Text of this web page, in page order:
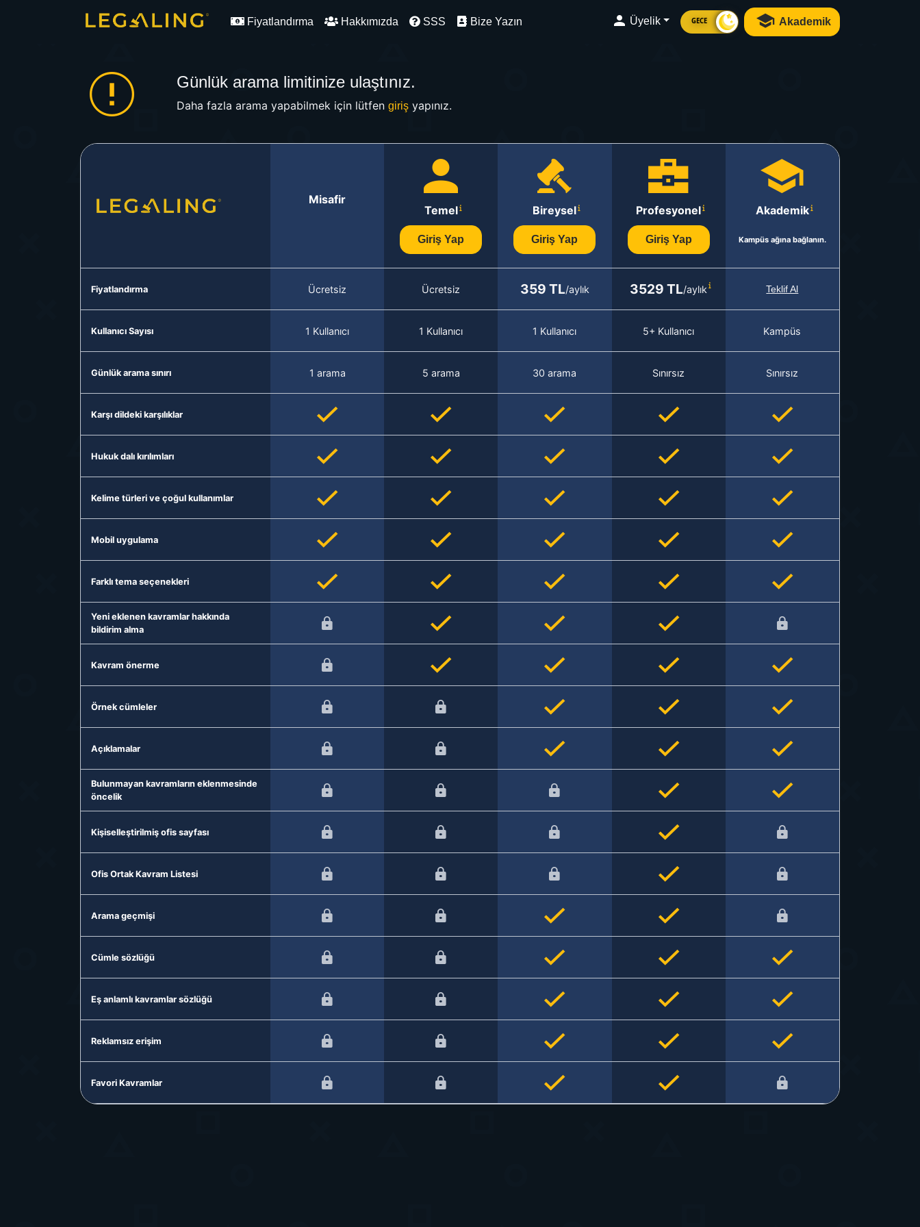
Fiyatlandırma Hakkımızda SSS Bize Yazın Üyelik GECE Akademik
Günlük arama limitinize ulaştınız.
Daha fazla arama yapabilmek için lütfen girişyapınız.
Misafir
Temel
Giriş Yap
Bireysel
Giriş Yap
Profesyonel
Giriş Yap
Akademik
Kampüs ağına bağlanın.
Fiyatlandırma Ücretsiz Ücretsiz 359 TL/aylık 3529 TL/aylık Teklif Al
Kullanıcı Sayısı 1 Kullanıcı 1 Kullanıcı 1 Kullanıcı 5+ Kullanıcı Kampüs
Günlük arama sınırı 1 arama 5 arama 30 arama Sınırsız Sınırsız
Karşı dildeki karşılıklar
Hukuk dalı kırılımları
Kelime türleri ve çoğul kullanımlar
Mobil uygulama
Farklı tema seçenekleri
Yeni eklenen kavramlar hakkında
bildirim alma
Kavram önerme
Örnek cümleler
Açıklamalar
Bulunmayan kavramların eklenmesinde
öncelik
Kişiselleştirilmiş ofis sayfası
Ofis Ortak Kavram Listesi
Arama geçmişi
Cümle sözlüğü
Eş anlamlı kavramlar sözlüğü
Reklamsız erişim
Favori Kavramlar